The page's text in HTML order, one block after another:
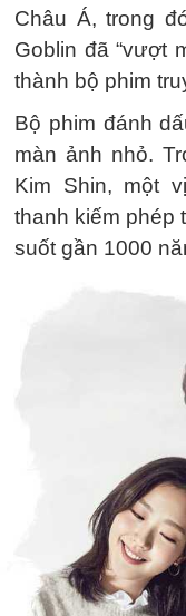
Châu Á, trong
Goblin đã “vượt
thành bộ phim
Bộ phim đánh
màn ảnh nhỏ.
Kim Shin, một
thanh kiếm phép
suốt gần 1000